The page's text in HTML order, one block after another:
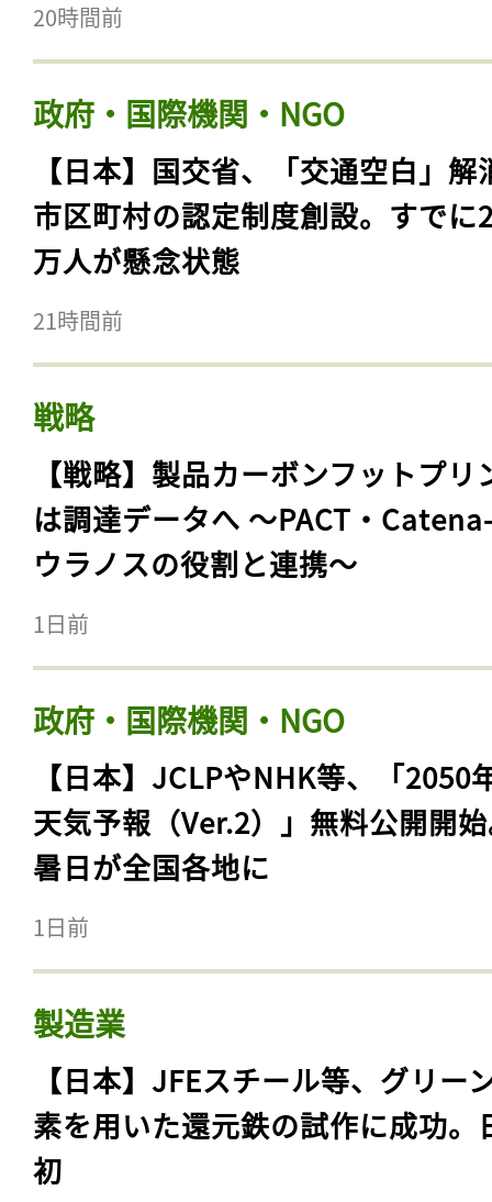
20時間前
政府・国際機関・NGO
【日本】国交省、「交通空白」解
市区町村の認定制度創設。すでに
万人が懸念状態
21時間前
戦略
【戦略】製品カーボンフットプリ
は調達データへ 〜PACT・
ウラノスの役割と連携〜
1日前
政府・国際機関・NGO
【日本】JCLPやNHK等、「2050
天気予報（Ver.2）」無料公開開
暑日が全国各地に
1日前
製造業
【日本】JFEスチール等、グリー
素を用いた還元鉄の試作に成功。
初